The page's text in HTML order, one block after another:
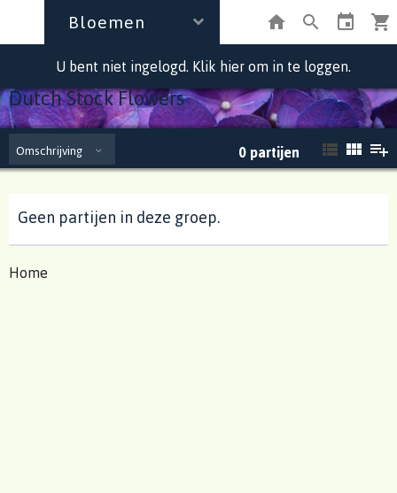
Bloemen
U bent niet ingelogd. Klik hier om in te loggen.
Dutch Stock Flowers
Omschrijving 0 partijen
Geen partijen in deze groep.
Home